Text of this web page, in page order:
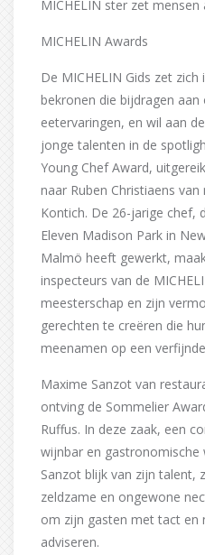
MICHELIN ster zet mensen
MICHELIN Awards
De MICHELIN Gids zet
bekronen die bijdragen aan
eetervaringen, en wil aan
jonge talenten in de
Young Chef Award,
naar Ruben Christiaens
Kontich. De 26-jarige chef,
Eleven Madison Park in
Malmö heeft gewerkt,
inspecteurs van de
meesterschap en zijn
gerechten te creëren die
meenamen op een
Maxime Sanzot van
ontving de Sommelier
Ruffus. In deze zaak, een
wijnbar en gastronomische
Sanzot blijk van zijn talent,
zeldzame en ongewone
om zijn gasten met tact en
adviseren.